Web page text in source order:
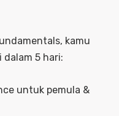
kamu
5 hari:
untuk pemula &